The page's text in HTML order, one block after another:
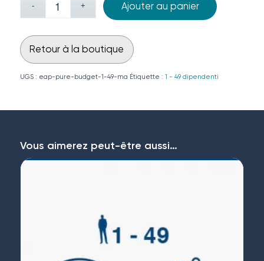
Ajouter au panier
Retour à la boutique
UGS : eap-pure-budget-1-49-ma Étiquette : 1 - 49 dipendenti
Vous aimerez peut-être aussi…